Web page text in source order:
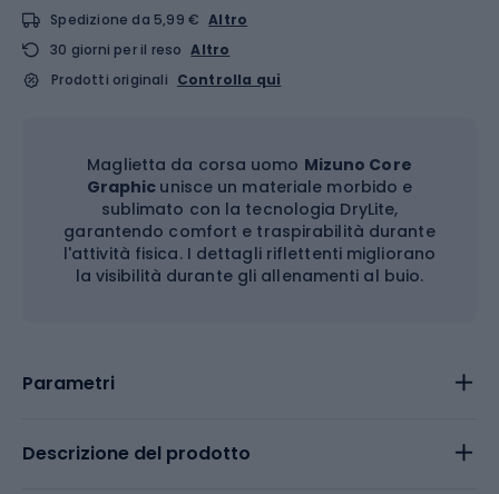
Spedizione da 5,99 € Altro
30 giorni per il reso Altro
Prodotti originali Controlla qui
Maglietta da corsa uomo Mizuno Core
Graphic unisce un materiale morbido e
sublimato con la tecnologia DryLite,
garantendo comfort e traspirabilità durante
l'attività fisica. I dettagli riflettenti migliorano
la visibilità durante gli allenamenti al buio.
Parametri
Descrizione del prodotto